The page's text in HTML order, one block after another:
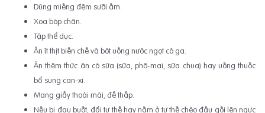
Dùng miếng đệm sưỡi ấm.
Xoa bóp chân.
Tập thể dục.
Ăn ít thịt biến chế và bớt uống nước ngọt có ga.
Ăn thêm thức ăn có sữa (sữa, phô-mai, sữa chua) hay uống thuốc
bổ sung can-xi.
Mang giầy thoải mái, đế thấp.
Nếu bị đau buốt, đổi tư thế hay nằm ở tư thế chéo đầu gối lên ngực